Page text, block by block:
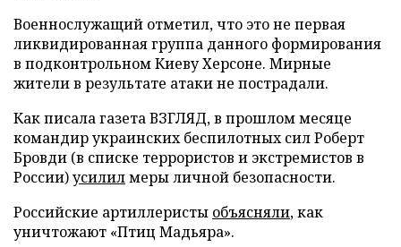
Военнослужащий отметил, что это не первая
ликвидированная группа данного формирования
в подконтрольном Киеву Херсоне. Мирные
жители в результате атаки не пострадали.
Как писала газета ВЗГЛЯД, в прошлом месяце
командир украинских беспилотных сил Роберт
Бровди (в списке террористов и экстремистов в
России)усилилмеры личной безопасности.
Российские артиллеристы объясняли, как
уничтожают «Птиц Мадьяра».